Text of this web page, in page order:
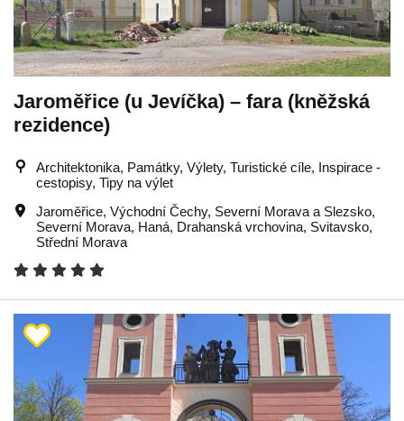
Jaroměřice (u Jevíčka) – fara (kněžská
rezidence)
Architektonika, Památky, Výlety, Turistické cíle, Inspirace -
cestopisy, Tipy na výlet
Jaroměřice, Východní Čechy, Severní Morava a Slezsko,
Severní Morava, Haná, Drahanská vrchovina, Svitavsko,
Střední Morava